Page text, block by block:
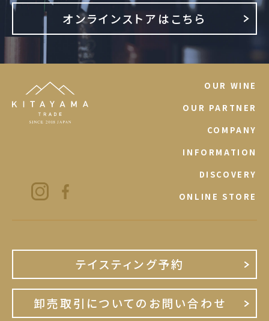
オンラインストアはこちら
OUR WINE
OUR PARTNER
COMPANY
INFORMATION
DISCOVERY
ONLINE STORE
テイスティング予約
卸売取引についてのお問い合わせ